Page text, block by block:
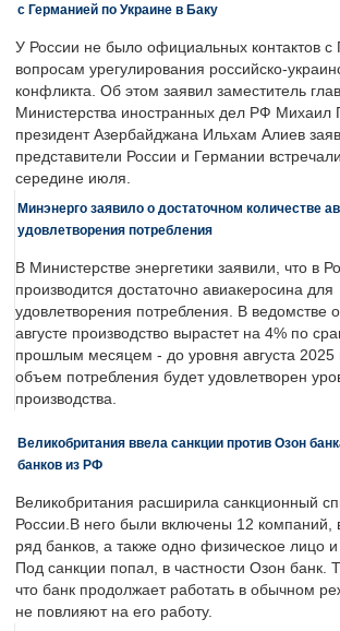
с Германией по Украине в Баку
У России не было официальных контактов с
вопросам урегулирования российско-
конфликта. Об этом заявил заместитель
Министерства иностранных дел РФ Михаил
президент Азербайджана Ильхам Алиев
представители России и Германии
середине июля.
Минэнерго заявило о достаточном количестве
удовлетворения потребления
В Министерстве энергетики заявили, что в
производится достаточно авиакеросина для
удовлетворения потребления. В ведомстве
августе производство вырастет на 4% по
прошлым месяцем - до уровня августа 2025
объем потребления будет удовлетворен
производства.
Великобритания ввела санкции против Озон
банков из РФ
Великобритания расширила санкционный
России.В него были включены 12 компаний,
ряд банков, а также одно физическое лицо
Под санкции попал, в частности Озон банк.
что банк продолжает работать в обычном
не повлияют на его работу.